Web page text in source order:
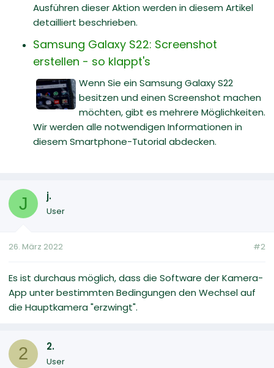
Ausführen dieser Aktion werden in diesem Artikel
detailliert beschrieben.
Samsung Galaxy S22: Screenshot
erstellen - so klappt's
Wenn Sie ein Samsung Galaxy S22
besitzen und einen Screenshot machen
möchten, gibt es mehrere Möglichkeiten.
Wir werden alle notwendigen Informationen in
diesem Smartphone-Tutorial abdecken.
J j.
User
26. März 2022 #2
Es ist durchaus möglich, dass die Software der Kamera-
App unter bestimmten Bedingungen den Wechsel auf
die Hauptkamera "erzwingt".
2 2.
User